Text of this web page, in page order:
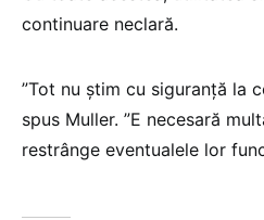
continuare neclară.
”Tot nu ştim cu siguranţă la
spus Muller. ”E necesară
restrânge eventualele lor